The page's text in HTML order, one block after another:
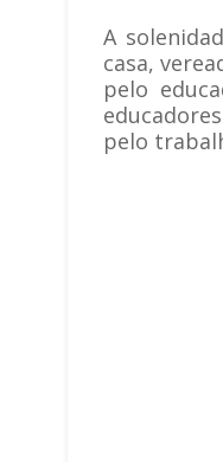
A
casa,
pelo
pelo